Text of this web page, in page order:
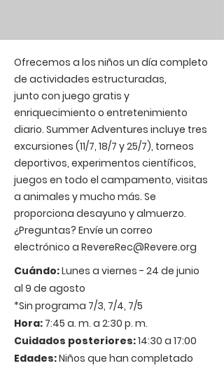
Ofrecemos a los niños un día completo
de actividades estructuradas,
junto con juego gratis y
enriquecimiento o entretenimiento
diario. Summer Adventures incluye tres
excursiones (11/7, 18/7 y 25/7), torneos
deportivos, experimentos científicos,
juegos en todo el campamento, visitas
a animales y mucho más. Se
proporciona desayuno y almuerzo.
¿Preguntas? Envíe un correo
electrónico a RevereRec@Revere.org
Cuándo:Lunes a viernes - 24 de junio
al 9 de agosto
*Sin programa 7/3, 7/4, 7/5
Hora: 7:45 a. m. a 2:30 p. m.
Cuidados posteriores:14:30 a 17:00
Edades:Niños que han completado